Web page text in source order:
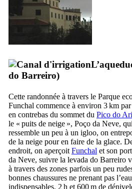
do Barreiro)
Cette randonnée à travers le Parque
Funchal commence à environ 3 km
en contrebas du sommet du Pico do
le « puits de neige », Poço da Neve, qui
ressemble un peu à un igloo, on
de la neige pour en faire de la glace.
endroit, on aperçoit Funchal et son
da Neve, suivre la levada do Barreiro
à travers des zones parfois un peu
bonnes chaussures ne prenant pas
indispensables. 2 h et 600 m de